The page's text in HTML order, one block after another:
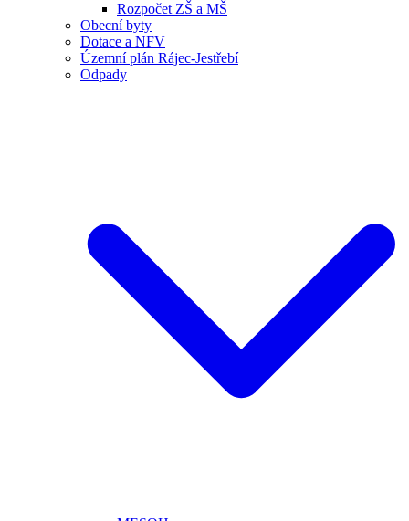
Rozpočet ZŠ a MŠ
Obecní byty
Dotace a NFV
Územní plán Rájec-Jestřebí
Odpady